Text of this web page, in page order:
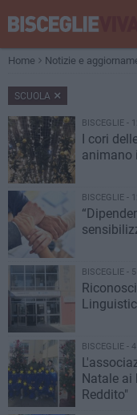
Home Notizie e
SCUOLA
BISCEGLIE -
I cori
animano
BISCEGLIE -
BISCEGLIE -
BISCEGLIE -
Natale ai
Reddito"